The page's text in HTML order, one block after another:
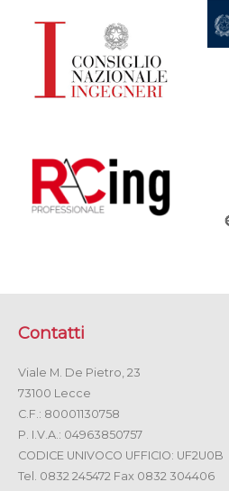
Contatti
Viale M. De Pietro, 23
73100 Lecce
C.F.: 80001130758
P. I.V.A.: 04963850757
CODICE UNIVOCO UFFICIO: UF2U0B
Tel. 0832 245472 Fax 0832 304406